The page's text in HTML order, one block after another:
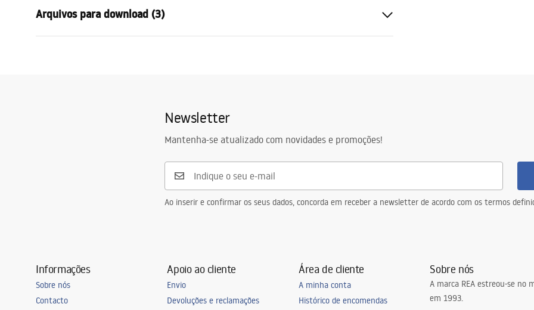
Método de instalação
Cor
Preto
235
3/8 polegada
Arquivos para download (3)
Safety_Information_Faucets.pdf
Newsletter
Mantenha-se atualizado com novidades e promoções!
Ao inserir e confirmar os seus dados, concorda em receber a newsletter de acordo com os termos
Informações
Sobre nós
Contacto
Apoio ao cliente
Envio
Devoluções e reclamações
Área de cliente
A minha conta
Histórico de encomendas
Sobre nós
A marca REA estreou-se no
em 1993.